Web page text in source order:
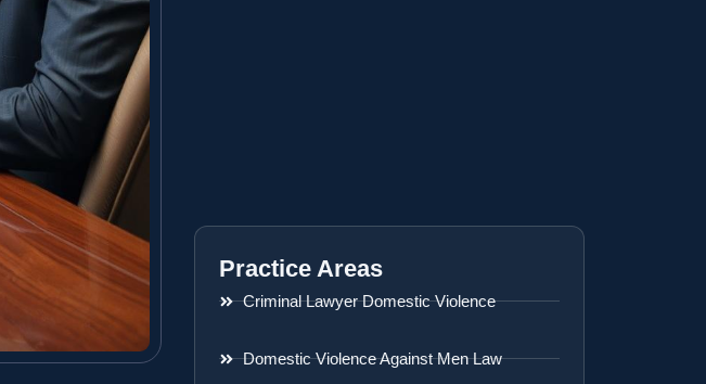
Practice Areas
Criminal Lawyer Domestic Violence
Domestic Violence Against Men Law